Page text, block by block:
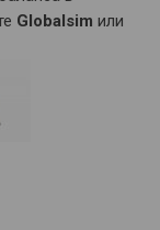
Globalsim или